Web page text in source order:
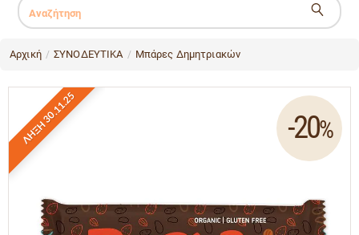
Αρχική / ΣΥΝΟΔΕΥΤΙΚΑ / Μπάρες Δημητριακών
-20%
ΛΗΞΗ 30.11.25